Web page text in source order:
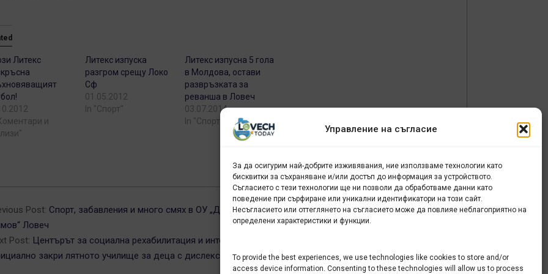
Управление на съгласие
За да осигурим най-добрите изживявания, ние използваме технологии като
бисквитки за съхраняване и/или достъп до информация за устройството.
Съгласието с тези технологии ще ни позволи да обработваме данни като
поведение при сърфиране или уникални идентификатори на този сайт.
Несъгласието или оттеглянето на съгласието може да повлияе неблагоприятно на
определени характеристики и функции.
To provide the best experiences, we use technologies like cookies to store and/or
access device information. Consenting to these technologies will allow us to process
Литекс
и
Литекс изпуска
разгром срещу Локо
Сф
01.05.2012
In "Спорт"
Литекс изпусна 5 гола
в Молдова, остави
развръзката за
реванша в Ловеч
03.07.2014
In "Спорт"
Post: Спорт, забавления и много смях в ОУ „Димитър
Ловеч
Post: Центърът за социална рехабилитация и интеграция
закри лятното училище за деца с дислексия